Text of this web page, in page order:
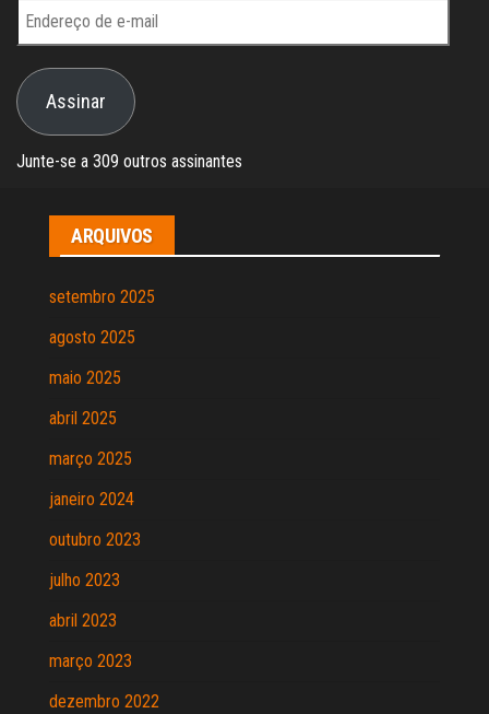
Endereço
de
e-
mail Assinar
Junte-se a 309 outros assinantes
ARQUIVOS
setembro 2025
agosto 2025
maio 2025
abril 2025
março 2025
janeiro 2024
outubro 2023
julho 2023
abril 2023
março 2023
dezembro 2022